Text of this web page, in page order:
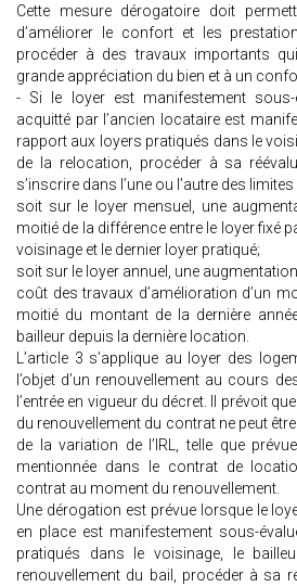
Cette mesure dérogatoire doit
d’améliorer le confort et les
procéder à des travaux importants
grande appréciation du bien et à un
- Si le loyer est manifestement sous-
acquitté par l’ancien locataire est
rapport aux loyers pratiqués dans le
de la relocation, procéder à sa
s’inscrire dans l’une ou l’autre des
soit sur le loyer mensuel, une
moitié de la différence entre le loyer fixé
voisinage et le dernier loyer pratiqué;
soit sur le loyer annuel, une
coût des travaux d’amélioration d’un
moitié du montant de la dernière
bailleur depuis la dernière location.
L’article 3 s’applique au loyer des
l’objet d’un renouvellement au cours
l’entrée en vigueur du décret. Il prévoit
du renouvellement du contrat ne peut
de la variation de l’IRL, telle que
mentionnée dans le contrat de
contrat au moment du renouvellement.
Une dérogation est prévue lorsque le
en place est manifestement sous-
pratiqués dans le voisinage, le
renouvellement du bail, procéder à sa